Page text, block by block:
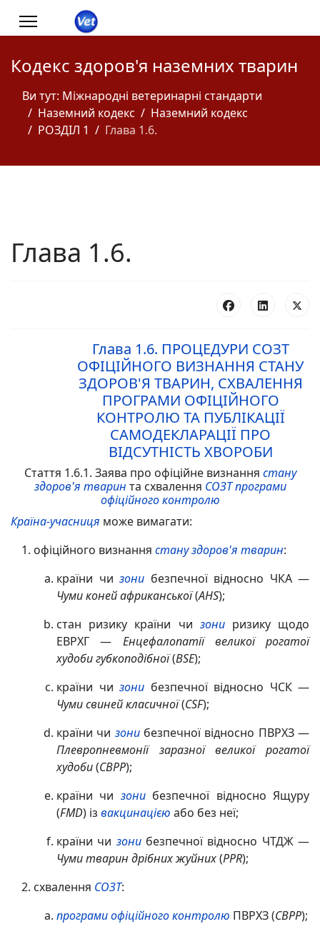
Кодекс здоров'я наземних тварин
Ви тут: Міжнародні ветеринарні стандарти
Наземний кодекс
Наземний кодекс
РОЗДІЛ 1
Глава 1.6.
Глава 1.6.
Глава 1.6. ПРОЦЕДУРИ СОЗТ
ОФІЦІЙНОГО ВИЗНАННЯ СТАНУ
ЗДОРОВ'Я ТВАРИН, СХВАЛЕННЯ
ПРОГРАМИ ОФІЦІЙНОГО
КОНТРОЛЮ ТА ПУБЛІКАЦІЇ
САМОДЕКЛАРАЦІЇ ПРО
ВІДСУТНІСТЬ ХВОРОБИ
Стаття 1.6.1. Заява про офіційне визнання стану
здоров'я тварин та схвалення СОЗТ програми
офіційного контролю
Країна-учасниця може вимагати:
офіційного визнання стану здоров'я тварин:
країни чи зони безпечної відносно ЧКА —
Чумиконейафриканської(AHS);
стан ризику країни чи зони ризику щодо
ЕВРХГ — Енцефалопатії великої рогатої
худоби губкоподібної(BSE);
країни чи зони безпечної відносно ЧСК —
Чумисвинейкласичної(CSF);
країни чи зонибезпечної відносно ПВРХЗ —
Плевропневмонії заразноївеликої рогатої
худоби(CBPP);
країни чи зонибезпечної відносно Ящуру
(FMD) із вакцинацією або без неї;
країни чи зонибезпечної відносно ЧТДЖ —
Чумитварин дрібних жуйних(PPR);
схвалення СОЗТ:
програми офіційного контролю ПВРХЗ (CBPP);